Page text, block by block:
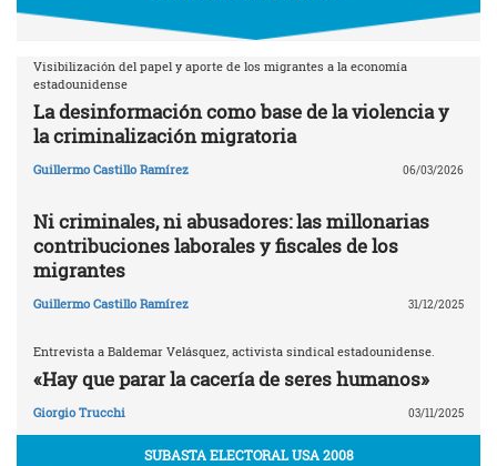
Visibilización del papel y aporte de los migrantes a la economía
estadounidense
La desinformación como base de la violencia y
la criminalización migratoria
Guillermo Castillo Ramírez 06/03/2026
Ni criminales, ni abusadores: las millonarias
contribuciones laborales y fiscales de los
migrantes
Guillermo Castillo Ramírez 31/12/2025
Entrevista a Baldemar Velásquez, activista sindical estadounidense.
«Hay que parar la cacería de seres humanos»
Giorgio Trucchi 03/11/2025
SUBASTA ELECTORAL USA 2008